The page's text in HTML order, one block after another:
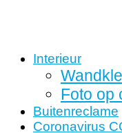
Interieur
Foto op
Buitenreclame
Coronavirus